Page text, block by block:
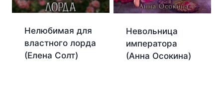
Нелюбимая для
властного лорда
(Елена Солт)
Невольница
императора
(Анна Осокина)